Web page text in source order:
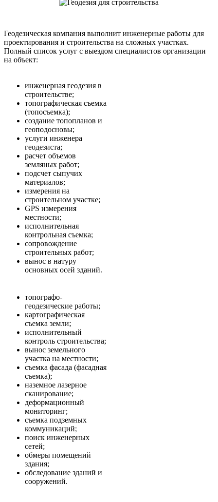
Геодезическая компания выполнит инженерные работы для
проектирования и строительства на сложных участках.
Полный список услуг с выездом специалистов организации
на объект:
инженерная геодезия в
строительстве;
топографическая съемка
(топосъемка);
создание топопланов и
геоподосновы;
услуги инженера
геодезиста;
расчет объемов
земляных работ;
подсчет сыпучих
материалов;
измерения на
строительном участке;
GPS измерения
местности;
исполнительная
контрольная съемка;
сопровождение
строительных работ;
вынос в натуру
основных осей зданий.
топографо-
геодезические работы;
картографическая
съемка земли;
исполнительный
контроль строительства;
вынос земельного
участка на местности;
съемка фасада (фасадная
съемка);
наземное лазерное
сканирование;
деформационный
мониторинг;
съемка подземных
коммуникаций;
поиск инженерных
сетей;
обмеры помещений
здания;
обследование зданий и
сооружений.